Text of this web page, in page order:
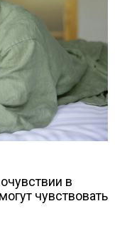
в
чувствовать